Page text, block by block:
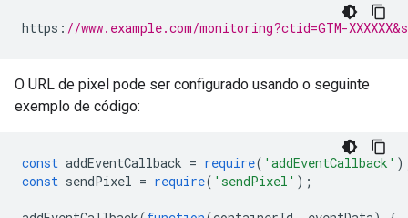
https : //www.example.com/monitoring?ctid=GTM-
O URL de pixel pode ser configurado usando o seguinte
exemplo de código:
const addEventCallback = require( 'addEventCallback'
const sendPixel = require( 'sendPixel' );